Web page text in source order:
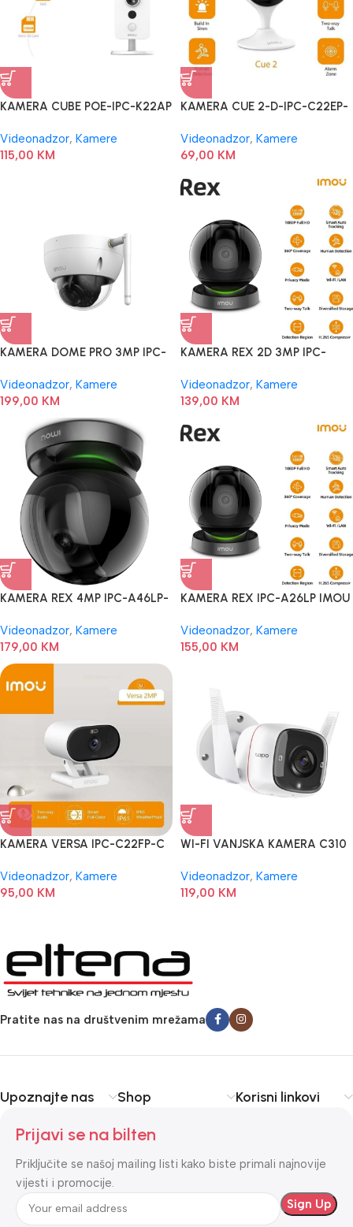
KAMERA CUBE POE-IPC-K22AP
Videonadzor, Kamere
115,00 KM
KAMERA CUE 2-D-IPC-C22EP-
Videonadzor, Kamere
69,00 KM
KAMERA DOME PRO 3MP IPC-
Videonadzor, Kamere
199,00 KM
KAMERA REX 2D 3MP IPC-
Videonadzor, Kamere
139,00 KM
KAMERA REX 4MP IPC-A46LP-
Videonadzor, Kamere
179,00 KM
KAMERA REX IPC-A26LP IMOU
Videonadzor, Kamere
155,00 KM
KAMERA VERSA IPC-C22FP-C
Videonadzor, Kamere
95,00 KM
WI-FI VANJSKA KAMERA C310
Videonadzor, Kamere
119,00 KM
Pratite nas na društvenim mrežama
Upoznajte nas Shop Korisni linkovi
Prijavi se na bilten
Priključite se našoj mailing listi kako biste primali najnovije
vijesti i promocije.